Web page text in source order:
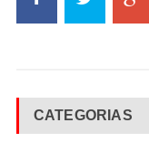
CATEGORIAS